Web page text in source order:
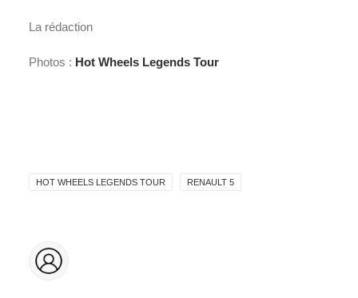
La rédaction
Photos : Hot Wheels Legends Tour
HOT WHEELS LEGENDS TOUR RENAULT 5